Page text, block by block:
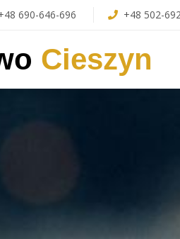
690-646-696 +48 502-
Cieszyn